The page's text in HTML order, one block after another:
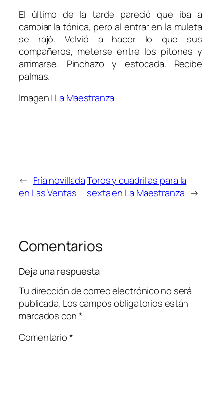
El último de la tarde pareció que iba a
cambiar la tónica, pero al entrar en la muleta
se rajó. Volvió a hacer lo que sus
compañeros, meterse entre los pitones y
arrimarse. Pinchazo y estocada. Recibe
palmas.
Imagen | La Maestranza
← Fría novillada
en Las Ventas
Toros y cuadrillas para la
sexta en La Maestranza →
Comentarios
Deja una respuesta
Tu dirección de correo electrónico no será
publicada. Los campos obligatorios están
marcados con*
Comentario*